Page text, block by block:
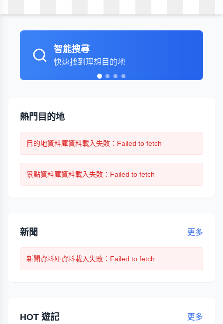
智能搜尋
快速找到理想目的地
熱門目的地
目的地資料庫資料載入失敗 ：Failed to fetch
景點資料庫資料載入失敗 ：Failed to fetch
新聞 更多
新聞資料庫資料載入失敗 ：Failed to fetch
HOT 遊記 更多